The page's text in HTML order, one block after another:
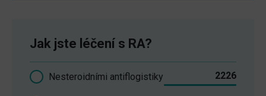
Jak jste léčení s RA?
Nesteroidními antiflogistiky 2226